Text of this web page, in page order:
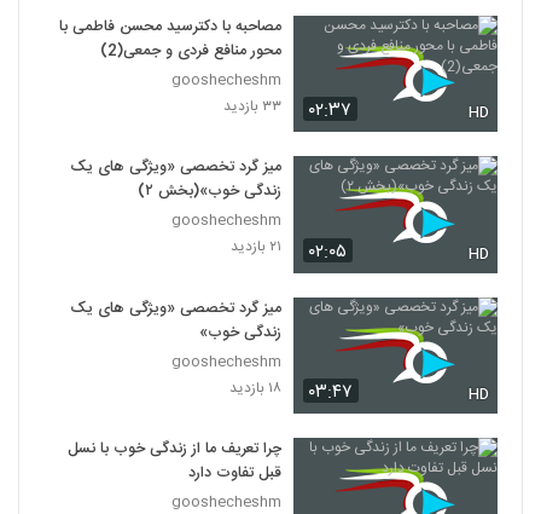
۰۲:۳۷ HD
مصاحبه با دکترسید محسن فاطمی با
محور منافع فردی و جمعی(2)
gooshecheshm
۳۳ بازدید
۰۲:۰۵ HD
میز گرد تخصصی «ویژگی های یک
زندگی خوب»(بخش ۲)
gooshecheshm
۲۱ بازدید
۰۳:۴۷ HD
میز گرد تخصصی «ویژگی های یک
زندگی خوب»
gooshecheshm
۱۸ بازدید
چرا تعریف ما از زندگی خوب با نسل
قبل تفاوت دارد
gooshecheshm